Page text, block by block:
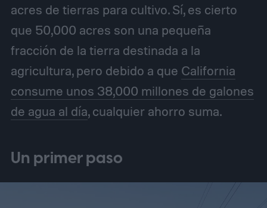
acres de tierras para cultivo. Sí, es cierto
que 50,000 acres son una pequeña
fracción de la tierra destinada a la
agricultura, pero debido a que California
consume unos 38,000 millones de galones
de agua al día, cualquier ahorro suma.
Un primer paso